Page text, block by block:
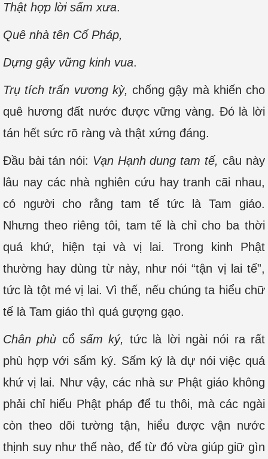
Thật hợp lời sấm xưa.
Quê nhà tên Cổ Pháp,
Dựng gậy vững kinh vua.
Trụ tích trấn vương kỳ, chống gậy mà khiến cho
quê hương đất nước được vững vàng. Đó là lời
tán hết sức rõ ràng và thật xứng đáng.
Đầu bài tán nói: Vạn Hạnh dung tam tế,câu này
lâu nay các nhà nghiên cứu hay tranh cãi nhau,
có người cho rằng tam tế tức là Tam giáo.
Nhưng theo riêng tôi, tam tế là chỉ cho ba thời
quá khứ, hiện tại và vị lai. Trong kinh Phật
thường hay dùng từ này, như nói “tận vị lai tế”,
tức là tột mé vị lai. Vì thế, nếu chúng ta hiểu chữ
tế là Tam giáo thì quá gượng gạo.
Chân phù cổsấm ký, tức là lời ngài nói ra rất
phù hợp với sấm ký. Sấm ký là dự nói việc quá
khứ vị lai. Như vậy, các nhà sư Phật giáo không
phải chỉ hiểu Phật pháp để tu thôi, mà các ngài
còn theo dõi tường tận, hiểu được vận nước
thịnh suy như thế nào, để từ đó vừa giúp giữ gìn